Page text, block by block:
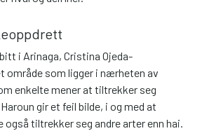
i Arinaga, Cristina Ojeda-
område som ligger i nærheten av
enkelte mener at tiltrekker seg
gir et feil bilde, i og med at
tiltrekker seg andre arter enn hai.